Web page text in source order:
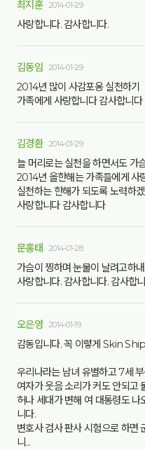
최지훈 2014-01-29
사랑합니다. 감사합니다.
김동임 2014-01-29
2014년 많이 사감포옹 실천하기
가족에게 사랑합니다 감사합니다
김경환 2014-01-29
늘 머리로는 실천을 하면서도 가
2014년 올한해는 가족들에게 사
실천하는 한해가 되도록 노력하
사랑합니다 감사합니다
문홍태 2014-01-28
가슴이 찡하며 눈물이 날려고하
사랑합니다. 감사합니다. 감사합
오은영 2014-01-19
감동입니다. 꼭 이렇게 Skin
우리나라는 남녀 유별하고 7세
여자가 웃음 소리가 커도 안되고
허나 세대가 변해 여 대통령도 나
니다.
변호사 검사 판사 시험으로 하면
니...